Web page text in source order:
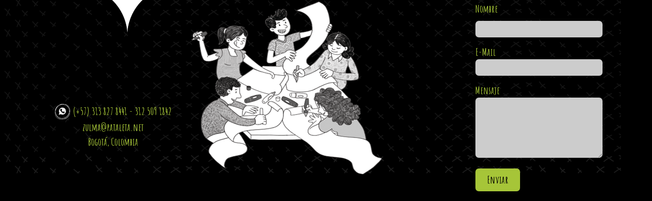
(+57) 313 827 8441 - 312 509 1842
zulma@pataleta.net
Bogotá, Colombia
Nombre
E-Mail
Mensaje